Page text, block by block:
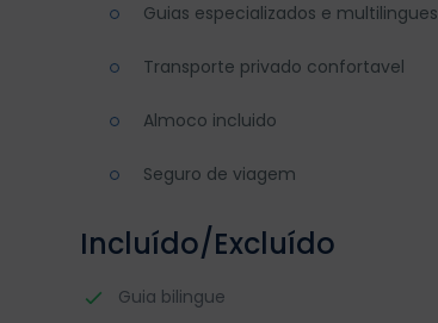
Guias especializados e multilingues
Transporte privado confortavel
Almoco incluido
Seguro de viagem
Incluído/Excluído
Guia bilingue